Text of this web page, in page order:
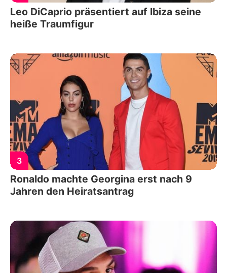
Leo DiCaprio präsentiert auf Ibiza seine
heiße Traumfigur
3
Ronaldo machte Georgina erst nach 9
Jahren den Heiratsantrag